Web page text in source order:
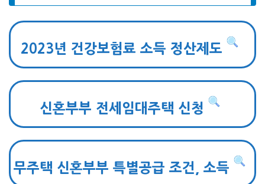
2023년 건강보험료 소득 정산제도
신혼부부 전세임대주택 신청
무주택 신혼부부 특별공급 조건, 소득